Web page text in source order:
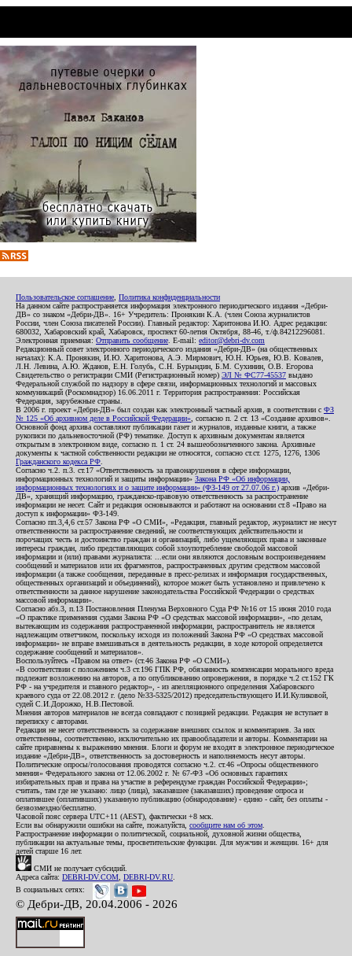
Пользовательское соглашение Политика конфиденциальности
На данном сайте распространяется информация электронного периодического издания «Дебри-
ДВ» со знаком «Дебри-ДВ». 16+ Учредитель: Пронякин К.А. (член Союза журналистов
России, член Союза писателей России). Главный редактор: Харитонова И.Ю. Адрес редакции:
680032, Хабаровский край, Хабаровск, проспект 60-летия Октября, 88-46, т./ф.84212296081.
Электронная приемная: Отправить сообщение . E-mail: editor@debri-dv.com
Редакционный совет электронного периодического издания «Дебри-ДВ» (на общественных
началах): К.А. Пронякин, И.Ю. Харитонова, А.Э. Мирмович, Ю.Н. Юрьев, Ю.В. Ковалев,
Л.Н. Левина, А.Ю. Жданов, Е.Н. Голубь, С.Н. Бурындин, Б.М. Сухинин, О.В. Егорова
Свидетельство о регистрации СМИ (Регистрационный номер) ЭЛ № ФС77-45537 выдано
Федеральной службой по надзору в сфере связи, информационных технологий и массовых
коммуникаций (Роскомнадзор) 16.06.2011 г. Территория распространения: Российская
Федерация, зарубежные страны.
В 2006 г. проект «Дебри-ДВ» был создан как электронный частный архив, в соответствии с ФЗ
№ 125 «Об архивном деле в Российской Федерации» , согласно п. 2 ст. 13 «Создание архивов».
Основной фонд архива составляют публикации газет и журналов, изданные книги, а также
рукописи по дальневосточной (РФ) тематике. Доступ к архивным документам является
открытым в электронном виде, согласно п. 1 ст. 24 вышеобозначенного закона. Архивные
документы к частной собственности редакции не относятся, согласно ст.ст. 1275, 1276, 1306
Гражданского кодекса РФ
Согласно ч.2. п.3. ст.17 «Ответственность за правонарушения в сфере информации,
информационных технологий и защиты информации» Закона РФ «Об информации,
информационных технологиях и о защите информации» (ФЗ-149 от 27.07.06 г.) архив «Дебри-
ДВ», хранящий информацию, гражданско-правовую ответственность за распространение
информации не несет. Сайт и редакция основываются и работают на основании ст.8 «Право на
доступ к информации» ФЗ-149.
Согласно пп.3,4,6 ст.57 Закона РФ «О СМИ», «Редакция, главный редактор, журналист не несут
ответственности за распространение сведений, не соответствующих действительности и
порочащих честь и достоинство граждан и организаций, либо ущемляющих права и законные
интересы граждан, либо представляющих собой злоупотребление свободой массовой
информации и (или) правами журналиста: ...если они являются дословным воспроизведением
сообщений и материалов или их фрагментов, распространенных другим средством массовой
информации (а также сообщения, переданные в пресс-релизах и информация государственных,
общественных организаций и объединений), которое может быть установлено и привлечено к
ответственности за данное нарушение законодательства Российской Федерации о средствах
массовой информации».
Согласно абз.3, п.13 Постановления Пленума Верховного Суда РФ №16 от 15 июня 2010 года
«О практике применения судами Закона РФ «О средствах массовой информации», «по делам,
вытекающим из содержания распространенной информации, распространитель не является
надлежащим ответчиком, поскольку исходя из положений Закона РФ «О средствах массовой
информации» не вправе вмешиваться в деятельность редакции, в ходе которой определяется
содержание сообщений и материалов».
Воспользуйтесь «Правом на ответ» (ст.46 Закона РФ «О СМИ»).
«В соответствии с положением ч.3 ст.196 ГПК РФ, обязанность компенсации морального вреда
подлежит возложению на авторов, а по опубликованию опровержения, в порядке ч.2 ст.152 ГК
РФ - на учредителя и главного редактор», - из апелляционного определения Хабаровского
краевого суда от 22.08.2012 г. (дело №33-5325/2012) председательствующего И.И.Куликовой,
судей С.И.Дорожко, Н.В.Пестовой.
Мнения авторов материалов не всегда совпадают с позицией редакции. Редакция не вступает в
переписку с авторами.
Редакция не несет ответственность за содержание внешних ссылок и комментариев. За них
ответственны, соответственно, исключительно их правообладатели и авторы. Комментарии на
сайте приравнены к выражению мнения. Блоги и форум не входят в электронное периодическое
издание «Дебри-ДВ», ответственность за достоверность и наполняемость несут авторы.
Политические опросы/голосования проводятся согласно ч.2. ст.46 «Опросы общественного
мнения» Федерального закона от 12.06.2002 г. № 67-ФЗ «Об основных гарантиях
избирательных прав и права на участие в референдуме граждан Российской Федерации»;
считать, там где не указано: лицо (лица), заказавшее (заказавших) проведение опроса и
оплатившее (оплативших) указанную публикацию (обнародование) - едино - сайт, без оплаты -
безвозмездно/бесплатно.
Часовой пояс сервера UTC+11 (AEST), фактически +8 мск.
Если вы обнаружили ошибки на сайте, пожалуйста, сообщите нам об этом
Распространение информации о политической, социальной, духовной жизни общества,
публикации на актуальные темы, просветительские функции. Для мужчин и женщин. 16+ для
детей старше 16 лет.
СМИ не получает субсидий.
Адреса сайта: DEBRI-DV.COM DEBRI-DV.RU
В социальных сетях:
© Дебри-ДВ, 20.04.2006 - 2026